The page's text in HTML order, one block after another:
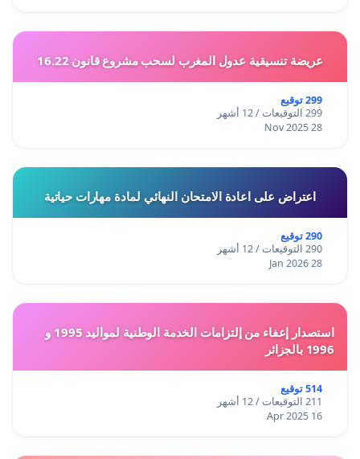
عريضة تنسيقية عدول المغرب لسحب مشروع قانون 16.22
299 توقيع
299 التوقيعات / 12 أشهر
28 Nov 2025
اعتراض على اعادة الامتحان النهائي لمادة مهارات حياتية
290 توقيع
290 التوقيعات / 12 أشهر
28 Jan 2026
استصدار إعفاء من إلتزامات الخدمة الوطنية لمواليد 1995 و
1996 بالجزائر
514 توقيع
211 التوقيعات / 12 أشهر
16 Apr 2025